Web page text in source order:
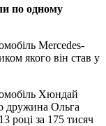
по одному
Mercedes-
якого він став у
Хюндай
дружина Ольга
році за 175 тисяч